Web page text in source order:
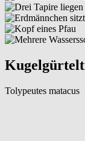
Tolypeutes matacus